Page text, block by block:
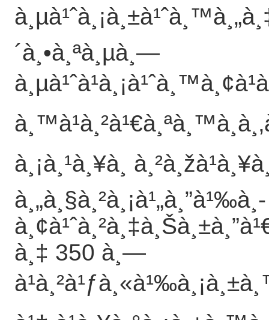
´à¸•à¸ªà¸µà¸—
à¸¡à¸¹à¸¥à¸
à¸„à¸§à¸²à¸¡à¹„à¸”à¹‰à¸­
à¸‡ 350 à¸—